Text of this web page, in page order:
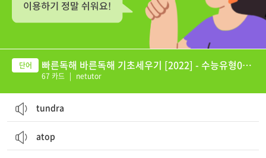
빠른독해 바른독해 기초세우기 [2022] - 수능유형01-
수능유형03
67 카드 | netutor
tundra
atop